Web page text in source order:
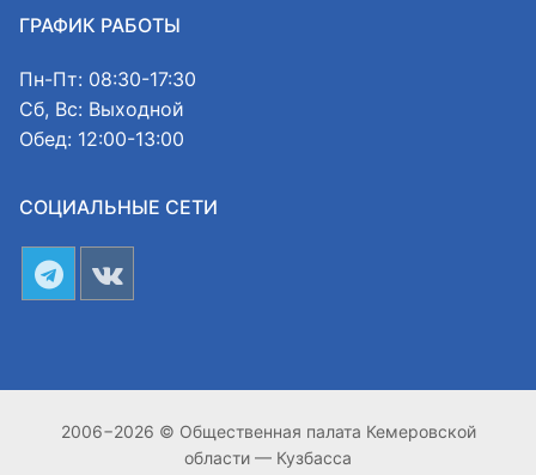
ГРАФИК РАБОТЫ
Пн-Пт: 08:30-17:30
Сб, Вс: Выходной
Обед: 12:00-13:00
СОЦИАЛЬНЫЕ СЕТИ
2006−2026 © Общественная палата Кемеровской
области — Кузбасса